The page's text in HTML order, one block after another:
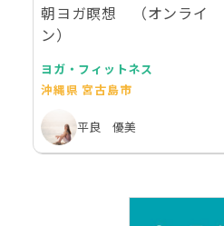
朝ヨガ瞑想 （オンライ
ン）
ヨガ・フィットネス
沖縄県 宮古島市
平良 優美